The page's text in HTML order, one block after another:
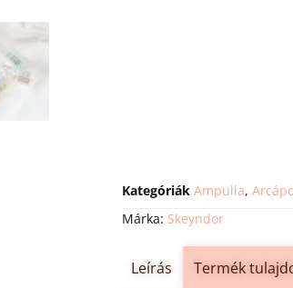
Kategóriák Ampulla,
Márka: Skeyndor
Leírás Termék